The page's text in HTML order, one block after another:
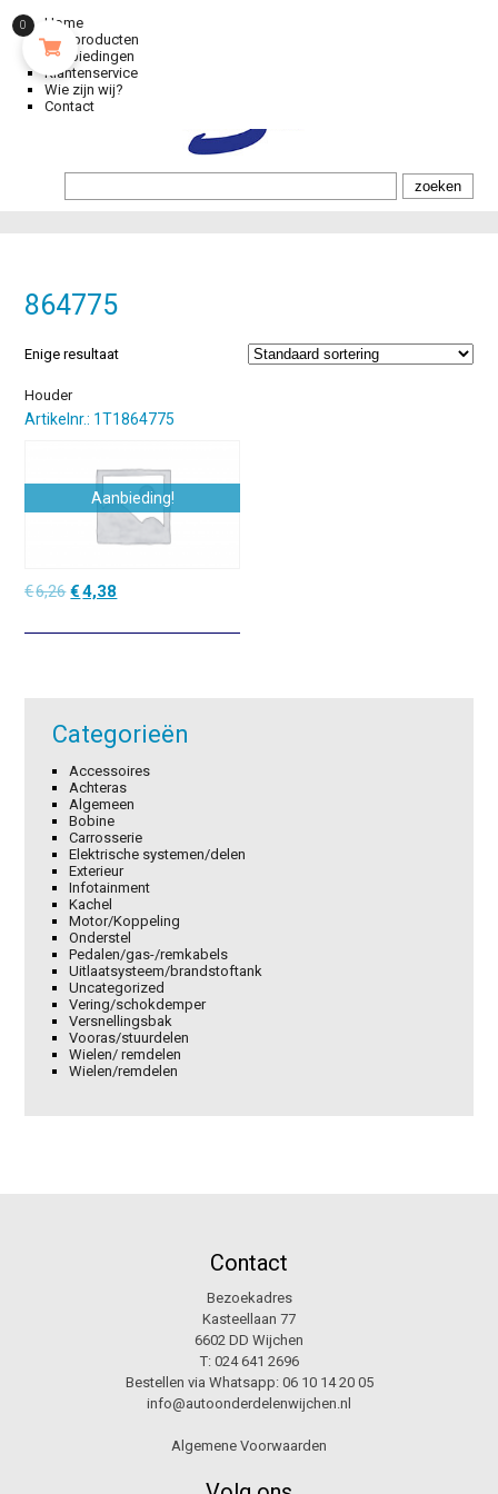
Home
Alle producten
Aanbiedingen
Klantenservice
Wie zijn wij?
Contact
864775
Enige resultaat
Houder
Artikelnr.: 1T1864775
Aanbieding!
€6,26Oorspronkelijke
was:
€4,38
is:
Categorieën
Accessoires
Achteras
Algemeen
Bobine
Carrosserie
Elektrische systemen/delen
Exterieur
Infotainment
Kachel
Motor/Koppeling
Onderstel
Pedalen/gas-/remkabels
Uitlaatsysteem/brandstoftank
Uncategorized
Vering/schokdemper
Versnellingsbak
Vooras/stuurdelen
Wielen/ remdelen
Wielen/remdelen
Contact
Bezoekadres
Kasteellaan 77
6602 DD Wijchen
T: 024 641 2696
Bestellen via Whatsapp: 06 10 14 20 05
info@autoonderdelenwijchen.nl
Algemene Voorwaarden
0